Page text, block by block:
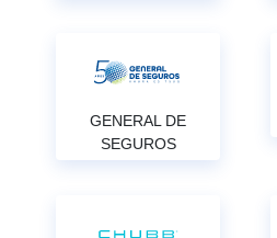
GENERAL DE
SEGUROS